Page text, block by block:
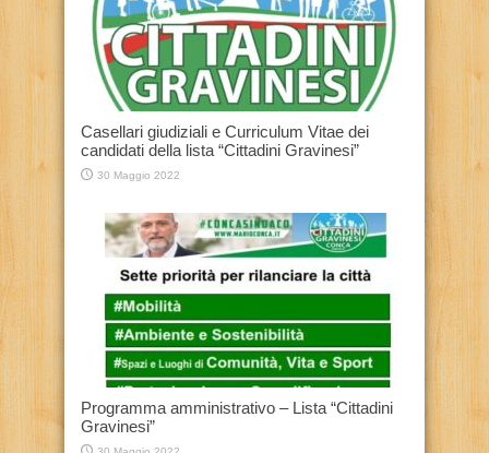
Casellari giudiziali e Curriculum Vitae dei
candidati della lista “Cittadini Gravinesi”
30 Maggio 2022
Programma amministrativo – Lista “Cittadini
Gravinesi”